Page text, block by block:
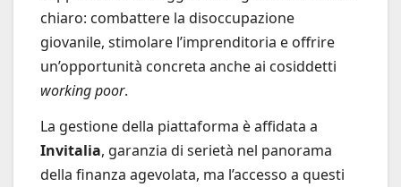
chiaro: combattere la disoccupazione
giovanile, stimolare l’imprenditoria e offrire
un’opportunità concreta anche ai cosiddetti
working poor.
La gestione della piattaforma è affidata a
Invitalia, garanzia di serietà nel panorama
della finanza agevolata, ma l’accesso a questi